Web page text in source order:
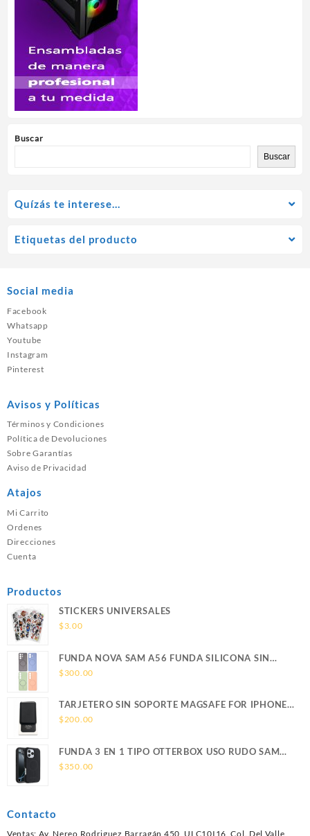
Buscar
Buscar
Quízás te interese…
Etiquetas del producto
Social media
Facebook
Whatsapp
Youtube
Instagram
Pinterest
Avisos y Políticas
Términos y Condiciones
Política de Devoluciones
Sobre Garantías
Aviso de Privacidad
Atajos
Mi Carrito
Ordenes
Direcciones
Cuenta
Productos
STICKERS UNIVERSALES
$3.00
FUNDA NOVA SAM A56 FUNDA SILICONA SIN
SOPORTE MAGNETICO SAMSUNG
$300.00
TARJETERO SIN SOPORTE MAGSAFE FOR IPHONE
LEATHER WALLET MAGSAFE
$200.00
FUNDA 3 EN 1 TIPO OTTERBOX USO RUDO SAM
S26 ULTRA SAMSUNG S26 ULTRA
$350.00
Contacto
Ventas: Av. Nereo Rodriguez Barragán 450, ULC10I16, Col. Del Valle,